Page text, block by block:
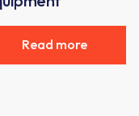
Read more